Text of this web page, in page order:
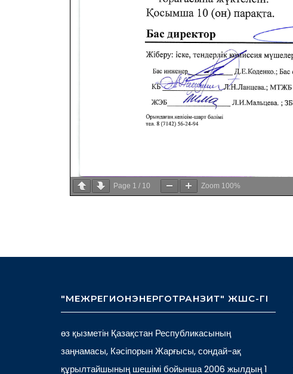
Page 1 / 10 Zoom 100%
"МЕЖРЕГИОНЭНЕРГОТРАНЗИТ" ЖШС-ГІ
өз қызметін Қазақстан Республикасының
заңнамасы, Кәсіпорын Жарғысы, сондай-ақ
құрылтайшының шешімі бойынша 2006 жылдың 1